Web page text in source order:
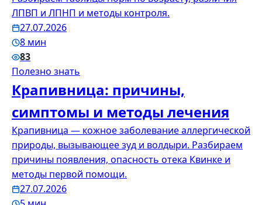
ЛПВП и ЛПНП и методы контроля.
27.07.2026
8 мин
83
Полезно знать
Крапивница: причины,
симптомы и методы лечения
Крапивница — кожное заболевание аллергической
природы, вызывающее зуд и волдыри. Разбираем
причины появления, опасность отека Квинке и
методы первой помощи.
27.07.2026